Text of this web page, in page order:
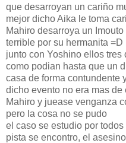
que desarroyan un cariño
mejor dicho Aika le toma
Mahiro desarroya un
terrible por su hermanita =D
junto con Yoshino ellos tres
como podian hasta que un
casa de forma contundente
dicho evento no era mas
Mahiro y juease venganza
pero la cosa no se pudo
el caso se estudio por
pista se encontro, el